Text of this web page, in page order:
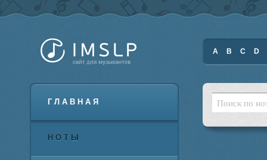
ГЛАВНАЯ
НОТЫ
A B C D